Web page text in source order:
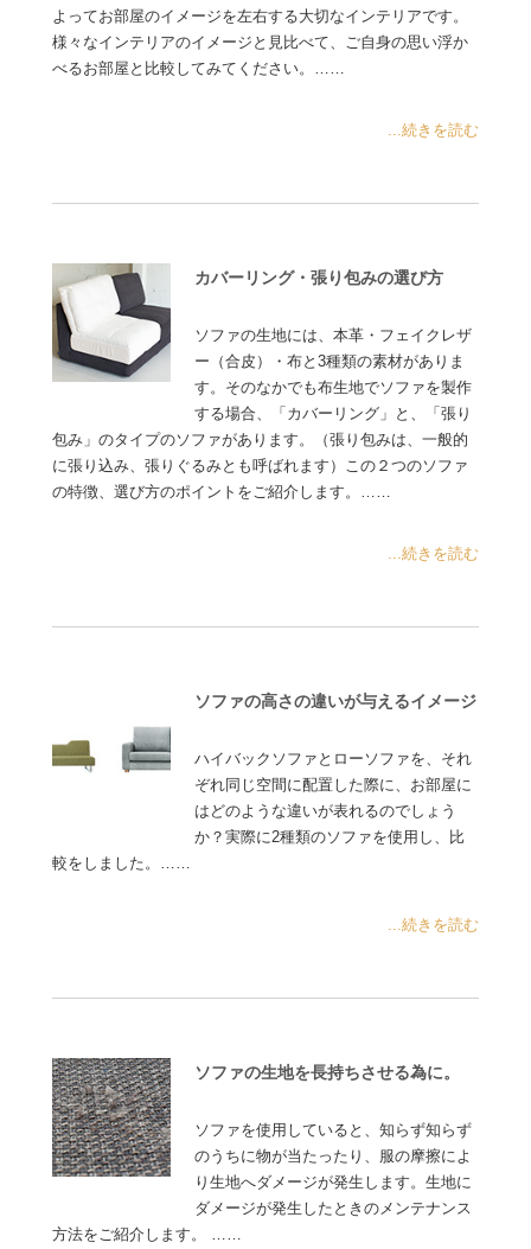
よってお部屋のイメージを左右する大切なインテリアです。
様々なインテリアのイメージと見比べて、ご自身の思い浮か
べるお部屋と比較してみてください。……
...続きを読む
カバーリング・張り包みの選び方
ソファの生地には、本革・フェイクレザ
ー（合皮）・布と3種類の素材がありま
す。そのなかでも布生地でソファを製作
する場合、「カバーリング」と、「張り
包み」のタイプのソファがあります。（張り包みは、一般的
に張り込み、張りぐるみとも呼ばれます）この２つのソファ
の特徴、選び方のポイントをご紹介します。……
...続きを読む
ソファの高さの違いが与えるイメージ
ハイバックソファとローソファを、それ
ぞれ同じ空間に配置した際に、お部屋に
はどのような違いが表れるのでしょう
か？実際に2種類のソファを使用し、比
較をしました。……
...続きを読む
ソファの生地を長持ちさせる為に。
ソファを使用していると、知らず知らず
のうちに物が当たったり、服の摩擦によ
り生地へダメージが発生します。生地に
ダメージが発生したときのメンテナンス
方法をご紹介します。 ……